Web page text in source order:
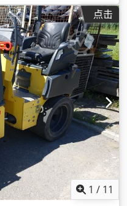
点击
1 / 11